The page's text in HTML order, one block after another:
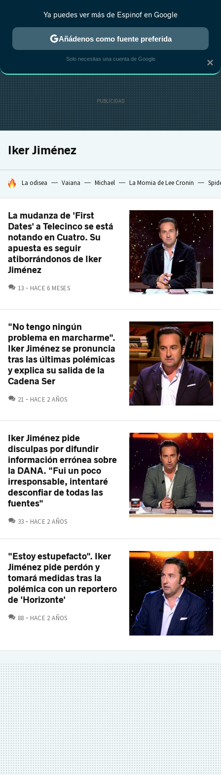
ESTRENOS REALITY ANIME RANKINGS CINE
Iker Jiménez
HOY SE HABLA DE
La odisea Vaiana Michael La Momia de Lee Cronin
La mudanza de 'First
Dates' a Telecinco se está
notando en Cuatro. Su
apuesta es seguir
atiborrándonos de Iker
Jiménez
13 COMENTARIOS
HACE 6 MESES
"No tengo ningún
problema en marcharme".
Iker Jiménez se pronuncia
tras las últimas polémicas
y explica su salida de la
Cadena Ser
21 COMENTARIOS
HACE 2 AÑOS
Iker Jiménez pide
disculpas por difundir
información errónea sobre
la DANA. "Fui un poco
irresponsable, intentaré
desconfiar de todas las
fuentes"
33 COMENTARIOS
HACE 2 AÑOS
"Estoy estupefacto". Iker
Jiménez pide perdón y
tomará medidas tras la
polémica con un reportero
de 'Horizonte'
88 COMENTARIOS
HACE 2 AÑOS
×
Ya puedes ver más de Espinof en Google
Añádenos como fuente preferida
Solo necesitas una cuenta de Google